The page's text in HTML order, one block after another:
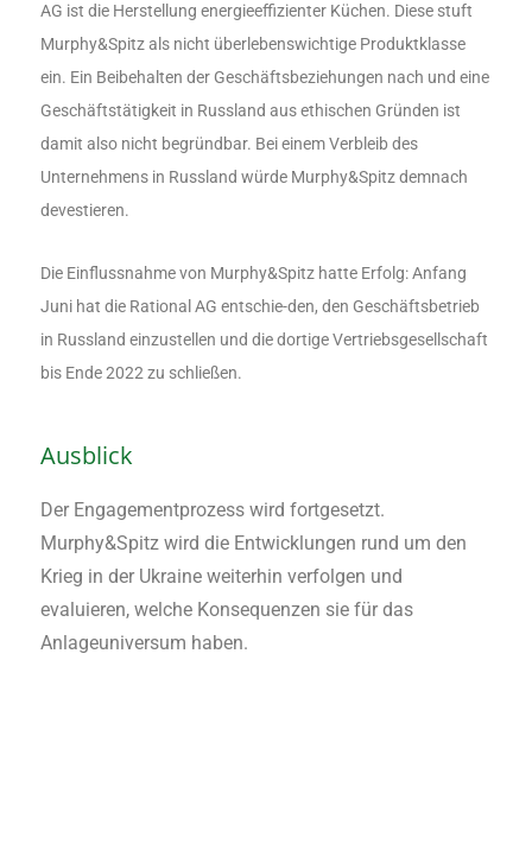
AG ist die Herstellung energieeffizienter Küchen. Diese stuft
Murphy&Spitz als nicht überlebenswichtige Produktklasse
ein. Ein Beibehalten der Geschäftsbeziehungen nach und eine
Geschäftstätigkeit in Russland aus ethischen Gründen ist
damit also nicht begründbar. Bei einem Verbleib des
Unternehmens in Russland würde Murphy&Spitz demnach
devestieren.
Die Einflussnahme von Murphy&Spitz hatte Erfolg: Anfang
Juni hat die Rational AG entschie-den, den Geschäftsbetrieb
in Russland einzustellen und die dortige Vertriebsgesellschaft
bis Ende 2022 zu schließen.
Ausblick
Der Engagementprozess wird fortgesetzt.
Murphy&Spitz wird die Entwicklungen rund um den
Krieg in der Ukraine weiterhin verfolgen und
evaluieren, welche Konsequenzen sie für das
Anlageuniversum haben.